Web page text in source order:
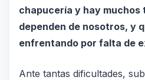
chapucería y hay muchos
dependen de nosotros, y
enfrentando por falta de
Ante tantas dificultades,